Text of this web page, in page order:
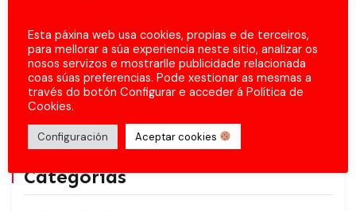
Categorías
Esta páxina web usa cookies, propias e de terceiros,
para mellorar a súa experiencia neste sitio, analizar os
nosos servizos e mostrarlle publicidade relacionada
coas súas preferencias. Pode xestionar as mesmas a
través do botón Configurar e acceder á Política de
Cookies.
Configuración Aceptar cookies